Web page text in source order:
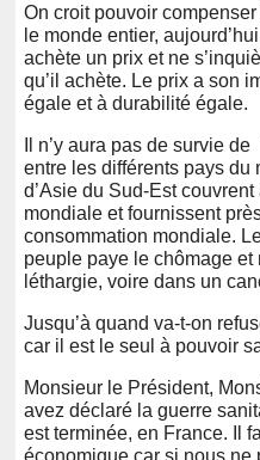
On croit pouvoir
le monde entier,
achète un prix et ne
qu’il achète. Le prix a son
égale et à durabilité égale.
Il n’y aura pas de survie
entre les différents pays du
d’Asie du Sud-Est
mondiale et fournissent
consommation mondiale.
peuple paye le chômage et
léthargie, voire dans un
Jusqu’à quand va-t-on
car il est le seul à pouvoir
Monsieur le Président,
avez déclaré la guerre
est terminée, en France. Il
économique car si nous